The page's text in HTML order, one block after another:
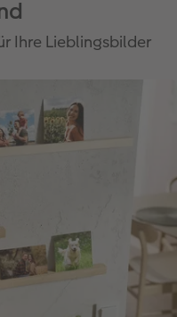
Ihre Lieblingsbilder